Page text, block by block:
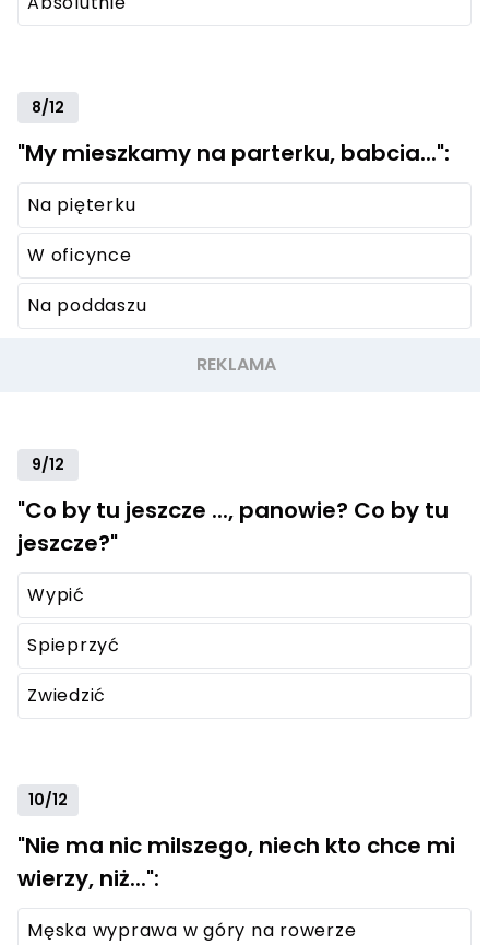
8/12
"My mieszkamy na parterku, babcia...":
Na pięterku
W oficynce
Na poddaszu
9/12
"Co by tu jeszcze ..., panowie? Co by tu
jeszcze?"
Wypić
Spieprzyć
Zwiedzić
10/12
"Nie ma nic milszego, niech kto chce mi
wierzy, niż...":
Męska wyprawa w góry na rowerze